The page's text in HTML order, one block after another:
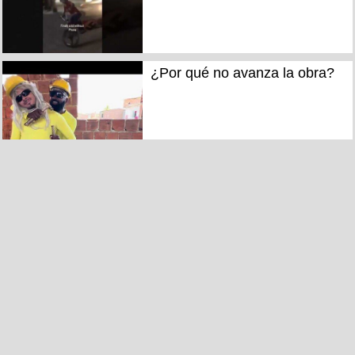
¿Por qué no avanza la obra?